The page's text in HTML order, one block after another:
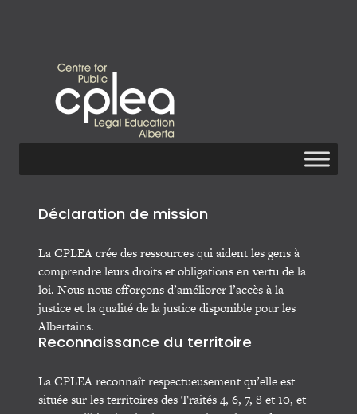
Déclaration de mission
La CPLEA crée des ressources qui aident les gens à
comprendre leurs droits et obligations en vertu de la
loi. Nous nous efforçons d’améliorer l’accès à la
justice et la qualité de la justice disponible pour les
Albertains.
Reconnaissance du territoire
La CPLEA reconnaît respectueusement qu’elle est
située sur les territoires des Traités 4, 6, 7, 8 et 10, et